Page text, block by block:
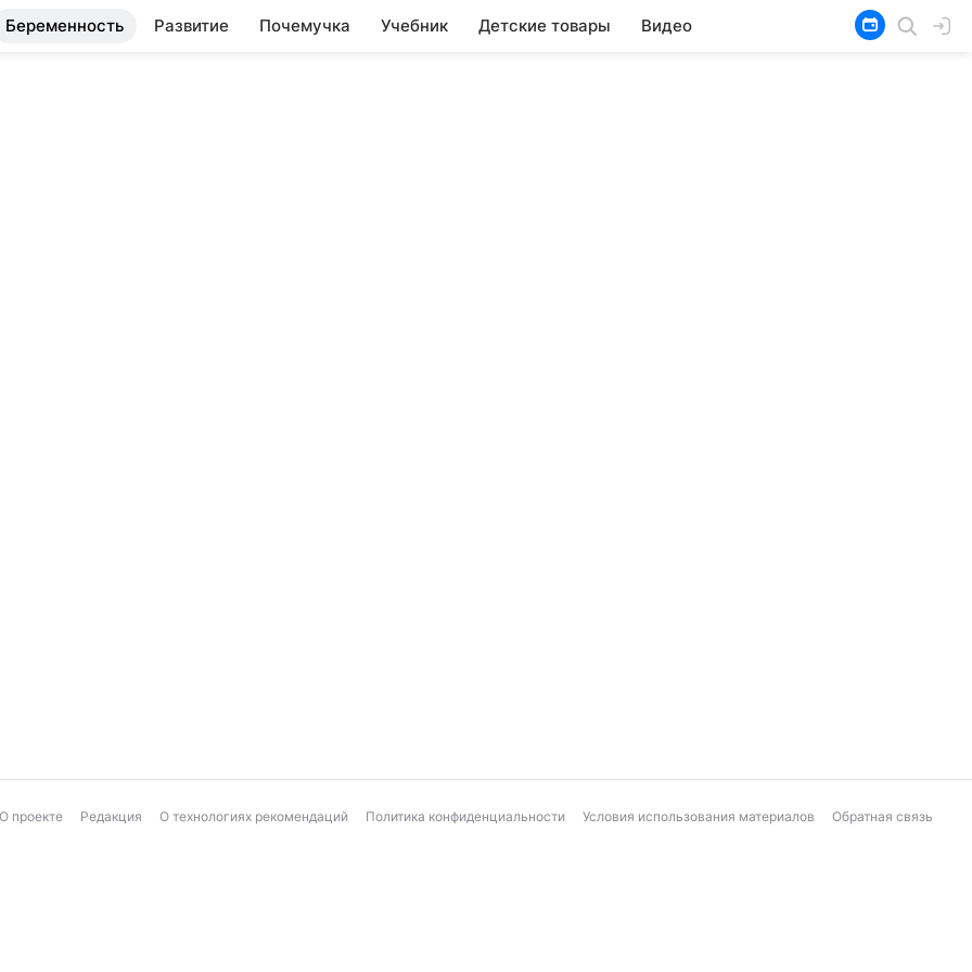
Беременность Развитие Почемучка Учебник Детские товары Видео
О проекте Редакция О технологиях рекомендаций Политика конфиденциальности Условия использования материалов Обратная связь